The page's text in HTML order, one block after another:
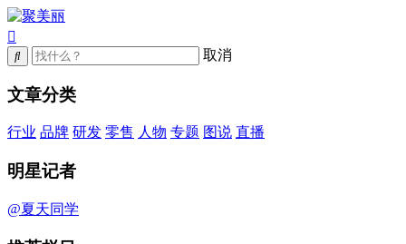
取消
文章分类
行业 品牌 研发 零售 人物 专题 图说 直播
明星记者
@夏天同学